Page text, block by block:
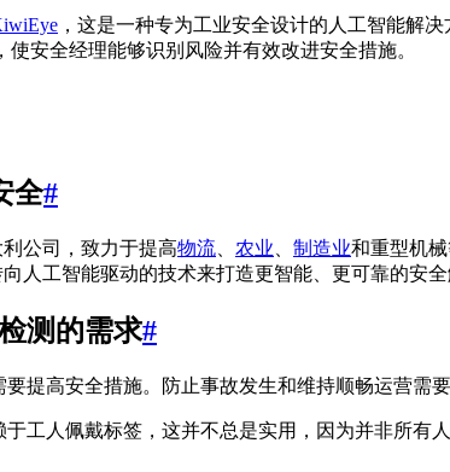
，这是一种专为工业安全设计的人工智能解
安全经理能够识别风险并有效改进安全措施。
全#
公司，致力于提高物流 农业 制造业和重型机
人工智能驱动的技术来打造更智能、更可靠的安全
测的需求#
提高安全措施。防止事故发生和维持顺畅运营需
工人佩戴标签，这并不总是实用，因为并非所有